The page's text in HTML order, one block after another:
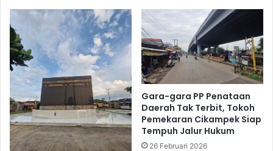
Gara-gara PP Penataan
Daerah Tak Terbit, Tokoh
Pemekaran Cikampek Siap
Tempuh Jalur Hukum
26 Februari 2026